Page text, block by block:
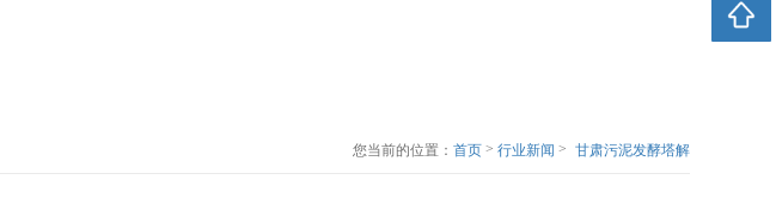
您当前的位置： 首页 > 行业新闻 > 甘肃污泥发酵塔解